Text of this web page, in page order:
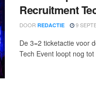
Recruitment
DOOR REDACTIE 9
De 3=2 ticketactie voor
Tech Event loopt nog